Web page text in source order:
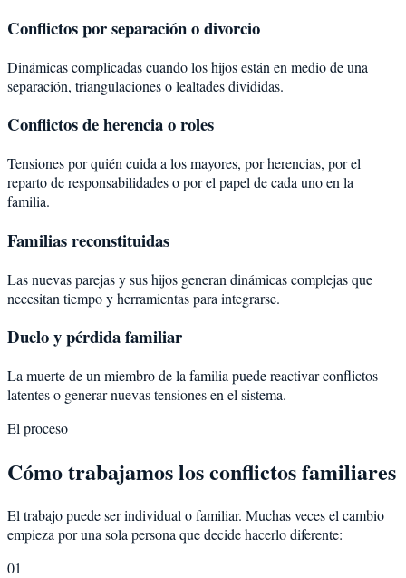
Conflictos por separación o divorcio
Dinámicas complicadas cuando los hijos están en medio de una
separación, triangulaciones o lealtades divididas.
Conflictos de herencia o roles
Tensiones por quién cuida a los mayores, por herencias, por el
reparto de responsabilidades o por el papel de cada uno en la
familia.
Familias reconstituidas
Las nuevas parejas y sus hijos generan dinámicas complejas que
necesitan tiempo y herramientas para integrarse.
Duelo y pérdida familiar
La muerte de un miembro de la familia puede reactivar conflictos
latentes o generar nuevas tensiones en el sistema.
El proceso
Cómo trabajamos los conflictos familiares
El trabajo puede ser individual o familiar. Muchas veces el cambio
empieza por una sola persona que decide hacerlo diferente:
01